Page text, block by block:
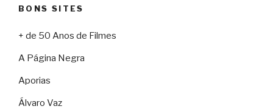
BONS SITES
+ de 50 Anos de Filmes
A Página Negra
Aporias
Álvaro Vaz